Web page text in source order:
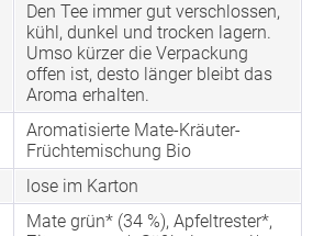
Den Tee immer gut verschlossen,
kühl, dunkel und trocken lagern.
Umso kürzer die Verpackung
offen ist, desto länger bleibt das
Aroma erhalten.
Aromatisierte Mate-Kräuter-
Früchtemischung Bio
lose im Karton
Mate grün* (34 %), Apfeltrester*,